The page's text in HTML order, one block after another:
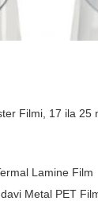
Filmi, 17 ila 25
Lamine Film
Metal PET